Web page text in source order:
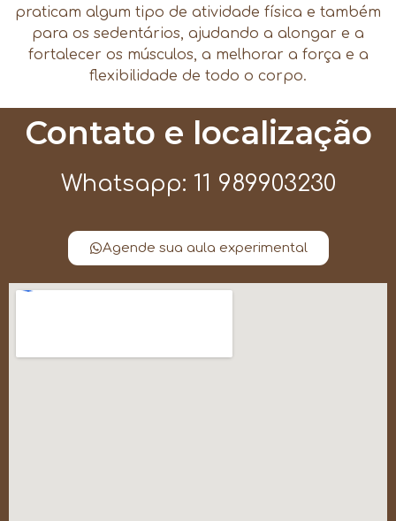
praticam algum tipo de atividade física e também
para os sedentários, ajudando a alongar e a
fortalecer os músculos, a melhorar a força e a
flexibilidade de todo o corpo.
Contato e localização
Whatsapp: 11 989903230
Agende sua aula experimental